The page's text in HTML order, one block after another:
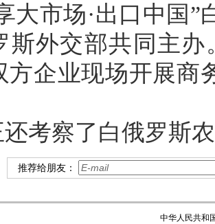
大市场·出口中国
斯外交部共同主
方企业现场开展商
考察了白俄罗斯
推荐给朋友：
中华人民共和